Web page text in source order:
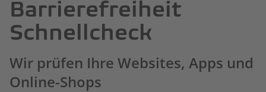
Barrierefreiheit
Schnellcheck
Wir prüfen Ihre Websites, Apps und
Online-Shops